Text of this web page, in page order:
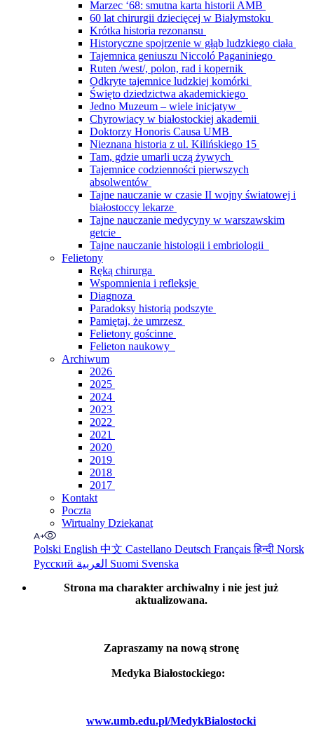
Marzec ‘68: smutna karta historii AMB
60 lat chirurgii dziecięcej w Białymstoku
Krótka historia rezonansu
Historyczne spojrzenie w głąb ludzkiego ciała
Tajemnica geniuszu Niccoló Paganiniego
Ruten /west/, polon, rad i kopernik
Odkryte tajemnice ludzkiej komórki
Święto dziedzictwa akademickiego
Jedno Muzeum – wiele inicjatyw
Chyrowiacy w białostockiej akademii
Doktorzy Honoris Causa UMB
Nieznana historia z ul. Kilińskiego 15
Tam, gdzie umarli uczą żywych
Tajemnice codzienności pierwszych
absolwentów
Tajne nauczanie w czasie II wojny światowej i
białostoccy lekarze
Tajne nauczanie medycyny w warszawskim
getcie
Tajne nauczanie histologii i embriologii
Felietony
Ręką chirurga
Wspomnienia i refleksje
Diagnoza
Paradoksy historią podszyte
Pamiętaj, że umrzesz
Felietony gościnne
Felieton naukowy
Archiwum
2026
2025
2024
2023
2022
2021
2020
2019
2018
2017
Kontakt
Poczta
Wirtualny Dziekanat
Polski English 中文 Castellano Deutsch Françaisहिन्दी Norsk
Русский
Suomi Svenska
Strona ma charakter archiwalny i nie jest już
aktualizowana.
Zapraszamy na nową stronę
Medyka Białostockiego:
www.umb.edu.pl/MedykBialostocki